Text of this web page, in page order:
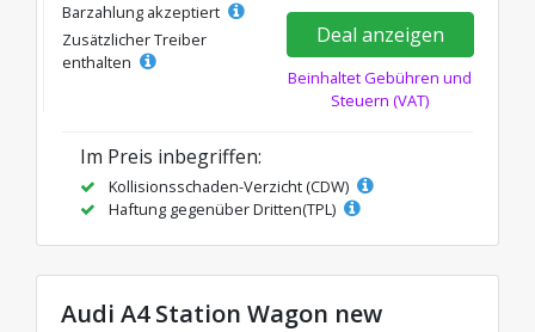
Barzahlung akzeptiert
Zusätzlicher Treiber
enthalten
Deal anzeigen
Beinhaltet Gebühren und
Steuern (VAT)
Im Preis inbegriffen:
Kollisionsschaden-Verzicht (CDW)
Haftung gegenüber Dritten(TPL)
Audi A4 Station Wagon new